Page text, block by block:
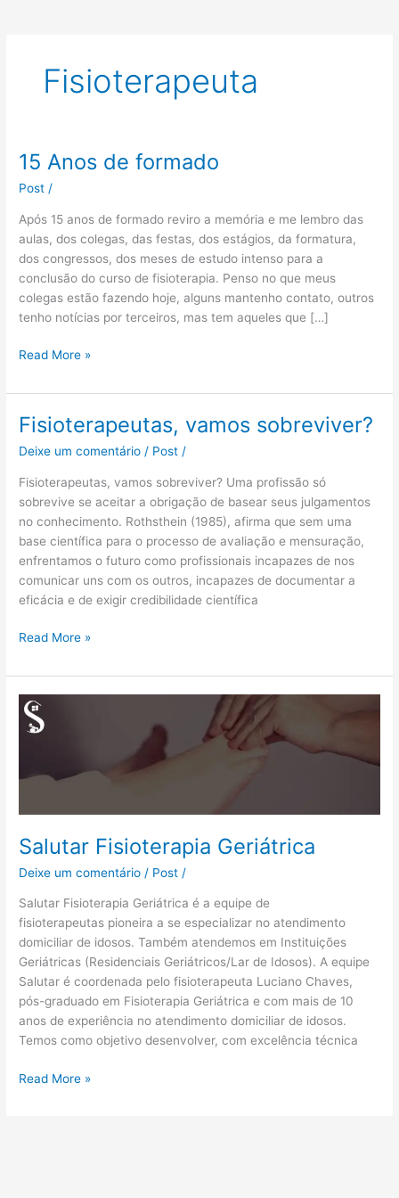
Fisioterapeuta
15 Anos de formado
Post /
Após 15 anos de formado reviro a memória e me lembro das
aulas, dos colegas, das festas, dos estágios, da formatura,
dos congressos, dos meses de estudo intenso para a
conclusão do curso de fisioterapia. Penso no que meus
colegas estão fazendo hoje, alguns mantenho contato, outros
tenho notícias por terceiros, mas tem aqueles que […]
15
de
formado
Read More »
Fisioterapeutas, vamos sobreviver?
Deixe um comentário / Post /
Fisioterapeutas, vamos sobreviver? Uma profissão só
sobrevive se aceitar a obrigação de basear seus julgamentos
no conhecimento. Rothsthein (1985), afirma que sem uma
base científica para o processo de avaliação e mensuração,
enfrentamos o futuro como profissionais incapazes de nos
comunicar uns com os outros, incapazes de documentar a
eficácia e de exigir credibilidade científica
Fisioterapeutas,
sobreviver?
Read More »
Salutar Fisioterapia Geriátrica
Deixe um comentário / Post /
Salutar Fisioterapia Geriátrica é a equipe de
fisioterapeutas pioneira a se especializar no atendimento
domiciliar de idosos. Também atendemos em Instituições
Geriátricas (Residenciais Geriátricos/Lar de Idosos). A equipe
Salutar é coordenada pelo fisioterapeuta Luciano Chaves,
pós-graduado em Fisioterapia Geriátrica e com mais de 10
anos de experiência no atendimento domiciliar de idosos.
Temos como objetivo desenvolver, com excelência técnica
Salutar
Fisioterapia
Read More »